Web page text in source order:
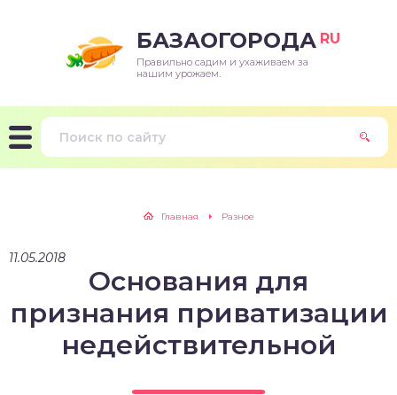
БАЗАОГОРОДА RU
Правильно садим и ухаживаем за
нашим урожаем.
Главная Разное
11.05.2018
Основания для
признания приватизации
недействительной